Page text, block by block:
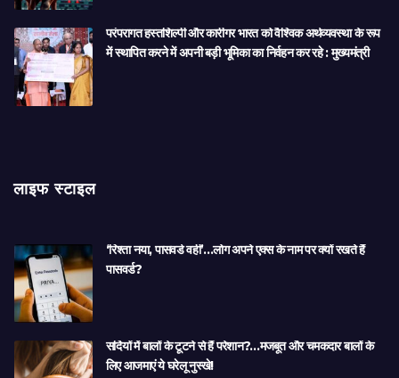
परंपरागत हस्तशिल्पी और कारीगर भारत को वैश्विक अर्थव्यवस्था के रूप
में स्थापित करने में अपनी बड़ी भूमिका का निर्वहन कर रहे : मुख्यमंत्री
लाइफ स्टाइल
‘रिश्ता नया, पासवर्ड वही’…लोग अपने एक्स के नाम पर क्यों रखते हैं
पासवर्ड?
सर्दियों में बालों के टूटने से हैं परेशान?…मजबूत और चमकदार बालों के
लिए आजमाएं ये घरेलू नुस्खे!